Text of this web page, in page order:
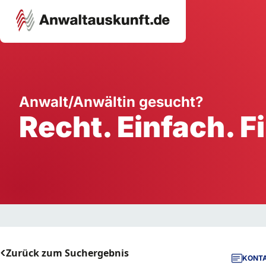
Ausbildung
Handwerk
Dienstleistung
Anwalt/Anwältin gesucht?
Recht. Einfach.
Zurück zum Suchergebnis